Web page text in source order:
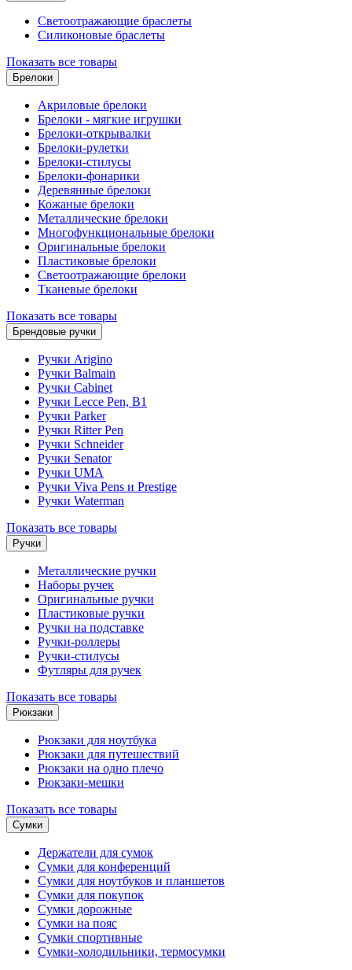
Светоотражающие браслеты
Силиконовые браслеты
Показать все товары
Брелоки
Акриловые брелоки
Брелоки - мягкие игрушки
Брелоки-открывалки
Брелоки-рулетки
Брелоки-стилусы
Брелоки-фонарики
Деревянные брелоки
Кожаные брелоки
Металлические брелоки
Многофункциональные брелоки
Оригинальные брелоки
Пластиковые брелоки
Светоотражающие брелоки
Тканевые брелоки
Показать все товары
Брендовые ручки
Ручки Arigino
Ручки Balmain
Ручки Cabinet
Ручки Lecce Pen, B1
Ручки Parker
Ручки Ritter Pen
Ручки Schneider
Ручки Senator
Ручки UMA
Ручки Viva Pens и Prestige
Ручки Waterman
Показать все товары
Ручки
Металлические ручки
Наборы ручек
Оригинальные ручки
Пластиковые ручки
Ручки на подставке
Ручки-роллеры
Ручки-стилусы
Футляры для ручек
Показать все товары
Рюкзаки
Рюкзаки для ноутбука
Рюкзаки для путешествий
Рюкзаки на одно плечо
Рюкзаки-мешки
Показать все товары
Сумки
Держатели для сумок
Сумки для конференций
Сумки для ноутбуков и планшетов
Сумки для покупок
Сумки дорожные
Сумки на пояс
Сумки спортивные
Сумки-холодильники, термосумки